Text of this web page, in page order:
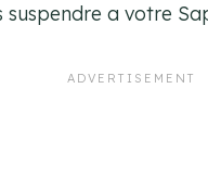
suspendre a votre